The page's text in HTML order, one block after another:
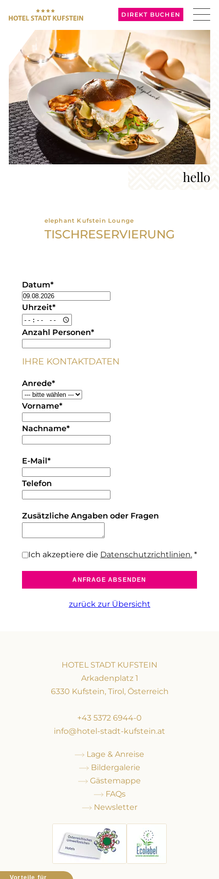
DIREKT BUCHEN
hello
elephant Kufstein Lounge
TISCHRESERVIERUNG
Datum*
Uhrzeit*
Anzahl Personen*
IHRE KONTAKTDATEN
Anrede*
Vorname*
Nachname*
E-Mail*
Telefon
Zusätzliche Angaben oder Fragen
Ich akzeptiere die Datenschutzrichtlinien. *
ANFRAGE ABSENDEN
zurück zur Übersicht
HOTEL STADT KUFSTEIN
Arkadenplatz 1
6330 Kufstein, Tirol, Österreich
+43 5372 6944-0
info@hotel-stadt-kufstein.at
Lage & Anreise
Bildergalerie
Gästemappe
FAQs
Newsletter